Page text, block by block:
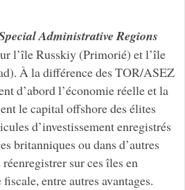
Administrative Regions
l’île Russkiy (Primorié) et l’île
À la différence des TOR/ASEZ
d’abord l’économie réelle et la
le capital offshore des élites
d’investissement enregistrés
britanniques ou dans d’autres
sur ces îles en
entre autres avantages.